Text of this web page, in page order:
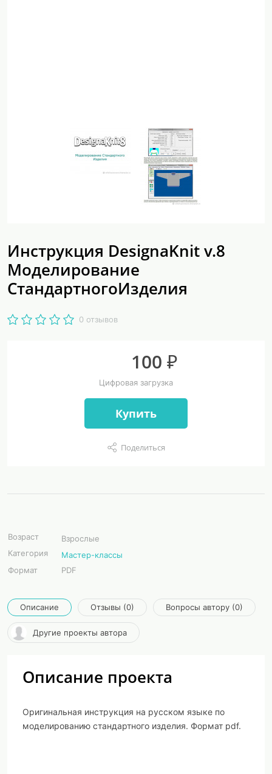
Инструкция DesignaKnit v.8
Моделирование
СтандартногоИзделия
0 отзывов
100 ₽
Цифровая загрузка
Купить
Поделиться
Возраст
Взрослые
Категория
Мастер-классы
Формат
PDF
Описание Отзывы (0) Вопросы автору (0)
Другие проекты автора
Описание проекта
Оригинальная инструкция на русском языке по
моделированию стандартного изделия. Формат pdf.